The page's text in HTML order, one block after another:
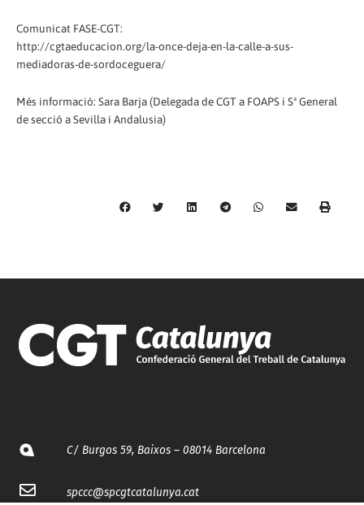
Comunicat FASE-CGT:
http://cgtaeducacion.org/la-once-deja-en-la-calle-a-sus-
mediadoras-de-sordoceguera/
Més informació: Sara Barja (Delegada de CGT a FOAPS i Sª General
de secció a Sevilla i Andalusia)
C/ Burgos 59, Baixos – 08014 Barcelona
spccc@spcgtcatalunya.cat